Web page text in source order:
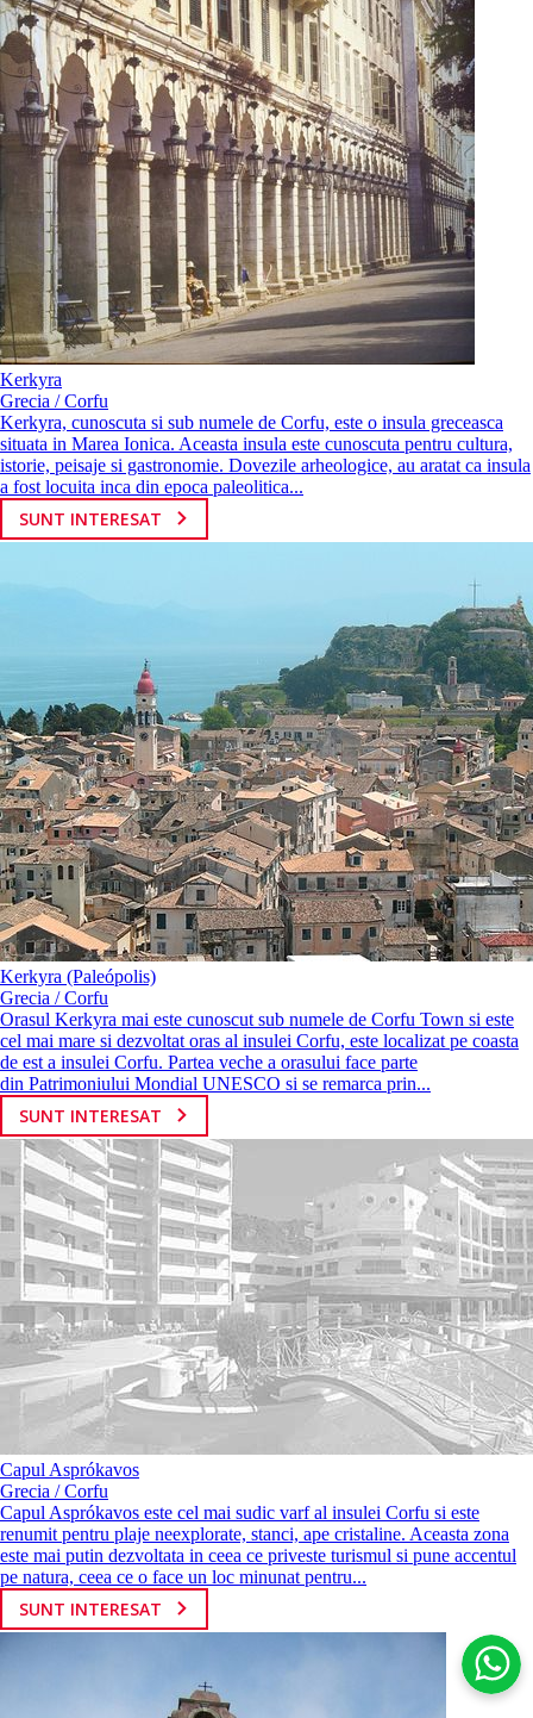
Kerkyra
Grecia / Corfu
Kerkyra, cunoscuta si sub numele de Corfu, este o insula greceasca
situata in Marea Ionica. Aceasta insula este cunoscuta pentru cultura,
istorie, peisaje si gastronomie. Dovezile arheologice, au aratat ca insula
a fost locuita inca din epoca paleolitica...
SUNT INTERESAT
Kerkyra (Paleópolis)
Grecia / Corfu
Orasul Kerkyra mai este cunoscut sub numele de Corfu Town si este
cel mai mare si dezvoltat oras al insulei Corfu, este localizat pe coasta
de est a insulei Corfu. Partea veche a orasului face parte
din Patrimoniului Mondial UNESCO si se remarca prin...
SUNT INTERESAT
Capul Asprókavos
Grecia / Corfu
Capul Asprókavos este cel mai sudic varf al insulei Corfu si este
renumit pentru plaje neexplorate, stanci, ape cristaline. Aceasta zona
este mai putin dezvoltata in ceea ce priveste turismul si pune accentul
pe natura, ceea ce o face un loc minunat pentru...
SUNT INTERESAT